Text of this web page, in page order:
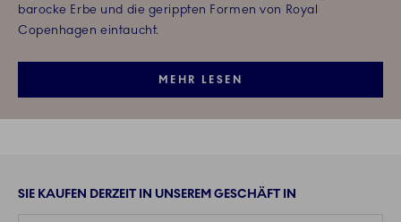
barocke Erbe und die gerippten Formen von Royal
Copenhagen eintaucht.
MEHR LESEN
SIE KAUFEN DERZEIT IN UNSEREM GESCHÄFT IN